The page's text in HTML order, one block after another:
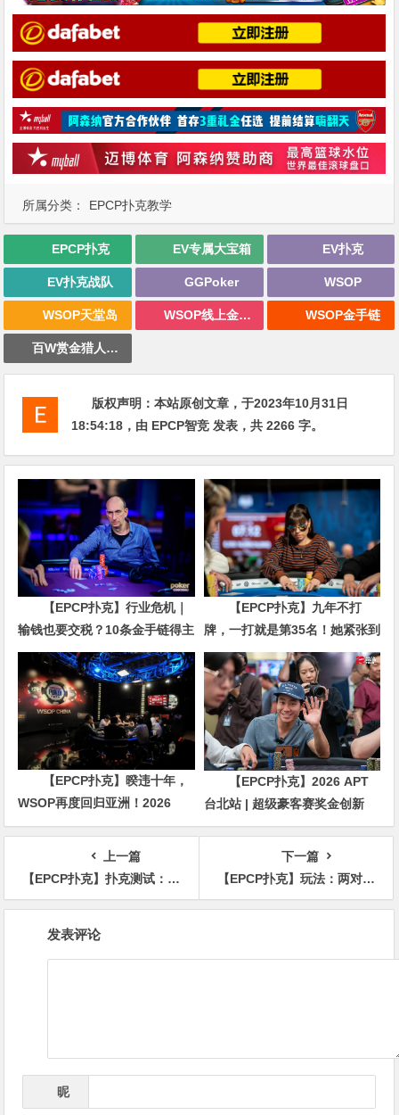
所属分类： EPCP扑克教学
EPCP扑克 EV专属大宝箱 EV扑克
EV扑克战队 GGPoker WSOP
WSOP天堂岛 WSOP线上金手链 WSOP金手链
百W赏金猎人大奖赛
版权声明：本站原创文章，于2023年10月31日
18:54:18 ，由 EPCP智竞 发表，共 2266 字。
【EPCP扑克】行业危机｜
输钱也要交税？10条金手链得主
直言“扛不住”，主动砍掉四分之
三比赛
【EPCP扑克】九年不打
牌，一打就是第35名！她紧张到
脚悬空，但全世界以为她很淡定
【EPCP扑克】暌违十年，
WSOP再度回归亚洲！2026
APL济州站6月19-28日盛大登
【EPCP扑克】2026 APT
台北站 | 超级豪客赛奖金创新
高，美国选手Ethan
“Rampage” Yau领跑全场！
上一篇
【EPCP扑克】扑克测试：如何选择最合适诈唬手牌？
下一篇
【EPCP扑克】玩法：两对转诈唬，河牌幸运击中葫芦成功夺池
发表评论
昵